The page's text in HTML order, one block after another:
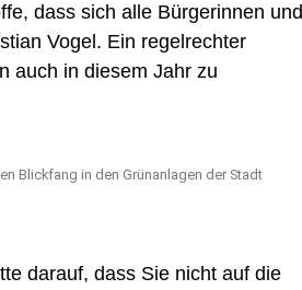
dass sich alle Bürgerinnen und
Vogel. Ein regelrechter
auch in diesem Jahr zu
Blickfang in den Grünanlagen der Stadt
darauf, dass Sie nicht auf die